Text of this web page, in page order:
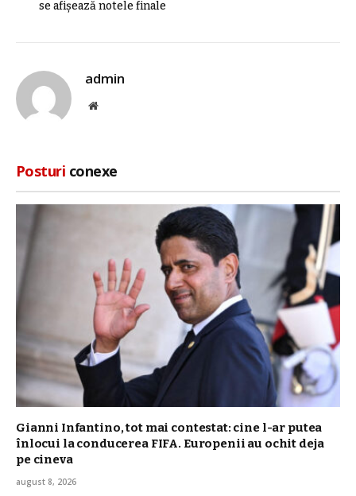
se afișează notele finale
admin
Site
Posturi conexe
Gianni Infantino, tot mai contestat: cine l-ar putea
înlocui la conducerea FIFA. Europenii au ochit deja
pe cineva
august 8, 2026